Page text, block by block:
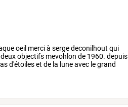
oeil mercià sergedeconilhout qui
deuxobjectifs mevohlon de 1960. depuis
d'étoileset de la luneavec legrand